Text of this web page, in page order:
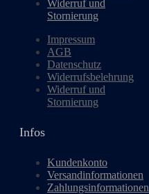
Widerruf und
Stornierung
Impressum
AGB
Datenschutz
Widerrufsbelehrung
Widerruf und
Stornierung
Infos
Kundenkonto
Versandinformationen
Zahlungsinformationen